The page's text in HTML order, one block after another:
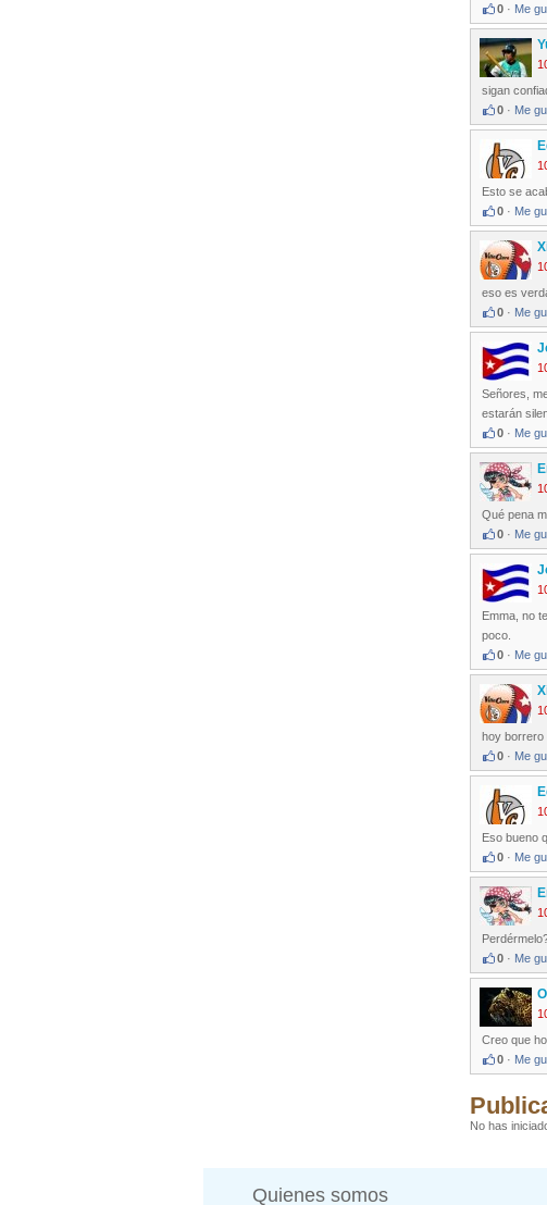
0 · Me
sigan
0 · Me
Esto se
0 · Me
eso es
0 · Me
Señores,
estarán
0 · Me
Qué pena
0 · Me
Emma, no
poco.
0 · Me
hoy borrero
0 · Me
Eso bueno
0 · Me
0 · Me
Creo que
0 · Me
No has
Quienes somos